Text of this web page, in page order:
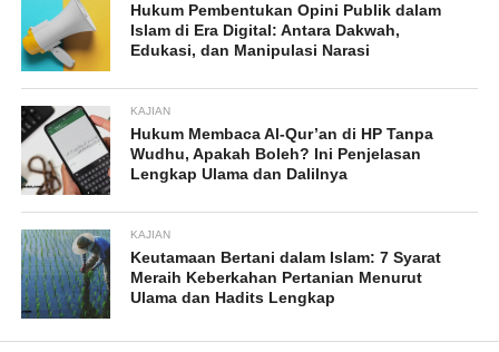
Hukum Pembentukan Opini Publik dalam
Islam di Era Digital: Antara Dakwah,
Edukasi, dan Manipulasi Narasi
KAJIAN
Hukum Membaca Al-Qur’an di HP Tanpa
Wudhu, Apakah Boleh? Ini Penjelasan
Lengkap Ulama dan Dalilnya
KAJIAN
Keutamaan Bertani dalam Islam: 7 Syarat
Meraih Keberkahan Pertanian Menurut
Ulama dan Hadits Lengkap